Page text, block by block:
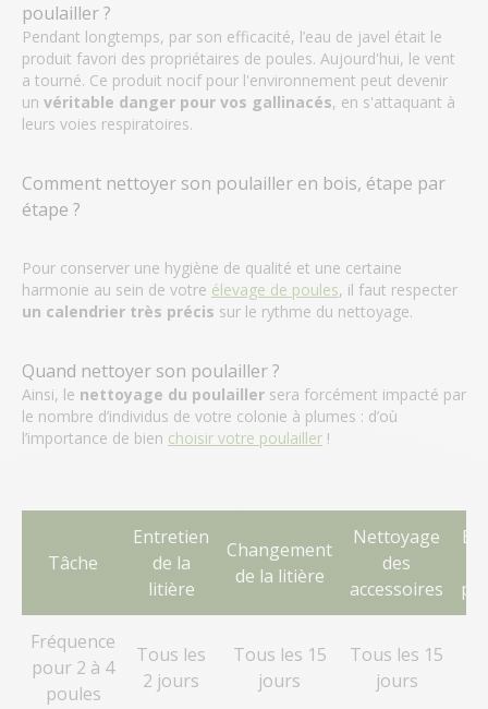
poulailler ?
Pendant longtemps, par son efficacité, l’eau de javel était le
produit favori des propriétaires de poules. Aujourd'hui, le vent
a tourné. Ce produit nocif pour l'environnement peut devenir
un véritable danger pour vos gallinacés, en s'attaquant à
leurs voies respiratoires.
Comment nettoyer son poulailler en bois, étape par
étape ?
Pour conserver une hygiène de qualité et une certaine
harmonie au sein de votre élevage de poules, il faut respecter
un calendrier très précis sur le rythme du nettoyage.
Quand nettoyer son poulailler ?
Ainsi, le nettoyage du poulailler sera forcément impacté par
le nombre d’individus de votre colonie à plumes : d’où
l’importance de bien choisir votre poulailler !
Tâche
Entretien
de la
litière
Changement
de la litière
Nettoyage
des
accessoires
Fréquence
pour 2 à 4
poules
Tous les
2 jours
Tous les 15
jours
Tous les 15
jours